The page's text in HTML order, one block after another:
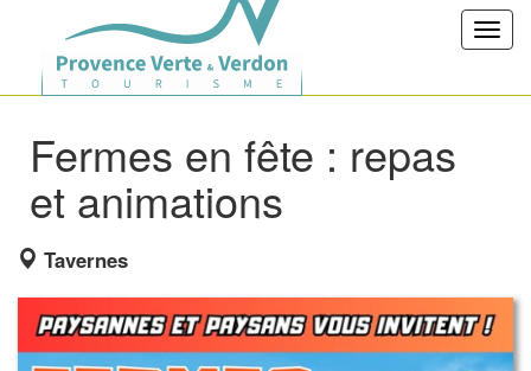
Fermes en fête : repas
et animations
Tavernes